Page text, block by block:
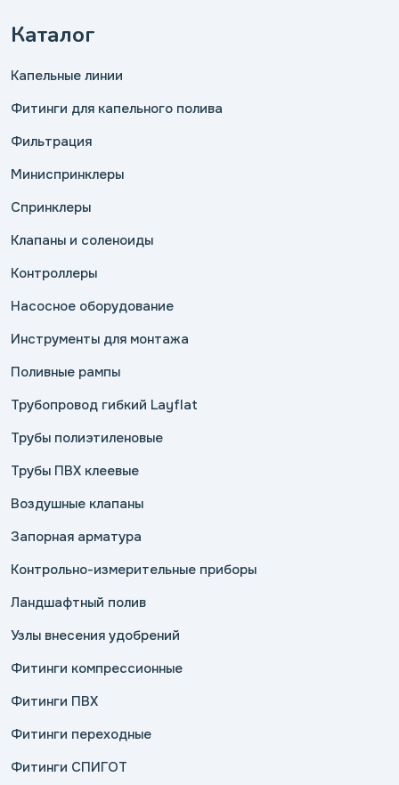
Каталог
Капельные линии
Фитинги для капельного полива
Фильтрация
Миниспринклеры
Спринклеры
Клапаны и соленоиды
Контроллеры
Насосное оборудование
Инструменты для монтажа
Поливные рампы
Трубопровод гибкий Layflat
Трубы полиэтиленовые
Трубы ПВХ клеевые
Воздушные клапаны
Запорная арматура
Контрольно-измерительные приборы
Ландшафтный полив
Узлы внесения удобрений
Фитинги компрессионные
Фитинги ПВХ
Фитинги переходные
Фитинги СПИГОТ